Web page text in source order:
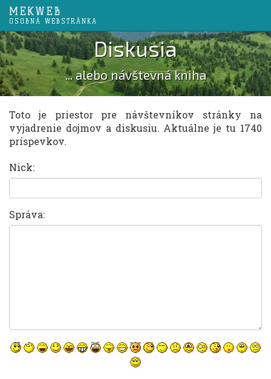
MEKWEB
OSOBNÁ WEBSTRÁNKA
Diskusia
... alebo návštevná kniha
Toto je priestor pre návštevníkov stránky na
vyjadrenie dojmov a diskusiu. Aktuálne je tu 1740
príspevkov.
Nick:
Správa: